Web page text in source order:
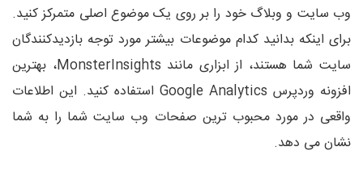
وب سایت و وبلاگ خود را بر روی یک موضوع اصلی متمرکز کنید.
برای اینکه بدانید کدام موضوعات بیشتر مورد توجه بازدیدکنندگان
سایت شما هستند، از ابزاری مانند MonsterInsights، بهترین
افزونه وردپرس Google Analytics استفاده کنید. این اطلاعات
واقعی در مورد محبوب ترین صفحات وب سایت شما را به شما
نشان می دهد.